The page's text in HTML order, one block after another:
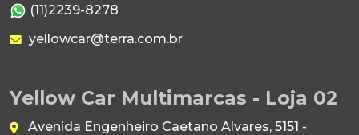
(11)2239-8278
yellowcar@terra.com.br
Yellow Car Multimarcas - Loja 02
Avenida Engenheiro Caetano Alvares, 5151 -